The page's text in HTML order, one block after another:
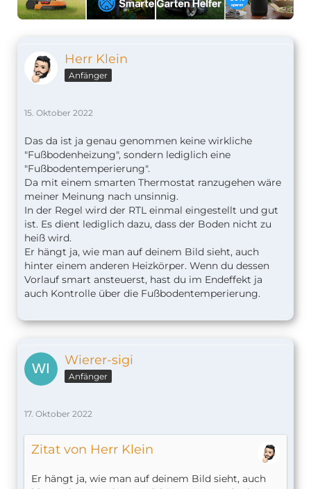
Herr Klein
Anfänger
15. Oktober 2022
Das da ist ja genau genommen keine wirkliche
"Fußbodenheizung", sondern lediglich eine
"Fußbodentemperierung".
Da mit einem smarten Thermostat ranzugehen wäre
meiner Meinung nach unsinnig.
In der Regel wird der RTL einmal eingestellt und gut
ist. Es dient lediglich dazu, dass der Boden nicht zu
heiß wird.
Er hängt ja, wie man auf deinem Bild sieht, auch
hinter einem anderen Heizkörper. Wenn du dessen
Vorlauf smart ansteuerst, hast du im Endeffekt ja
auch Kontrolle über die Fußbodentemperierung.
Wierer-sigi
Anfänger
17. Oktober 2022
Zitat von Herr Klein
Er hängt ja, wie man auf deinem Bild sieht, auch